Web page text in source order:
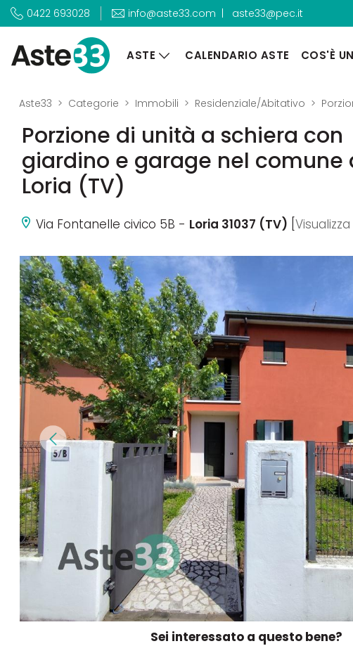
0422 693028 info@aste33.com | aste33@pec.it
ASTE CALENDARIO ASTE COS'È
Aste33 Categorie Immobili Residenziale/Abitativo
Porzione di unità a schiera con
giardino e garage nel comune
Loria (TV)
Via Fontanelle civico 5B - Loria 31037 (TV)
Sei interessato a questo bene?